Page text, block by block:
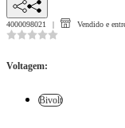
4000098021 Vendido e
Voltagem:
Bivolt